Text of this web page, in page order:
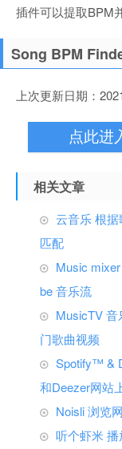
插件可以提取BPM
Song BPM
上次更新日期：
点此进
相关文章
云音乐 根
匹配
Music
be 音乐流
MusicTV
门歌曲视频
Spotify™ &
和Deezer网站
Noisli 浏览
听个虾米